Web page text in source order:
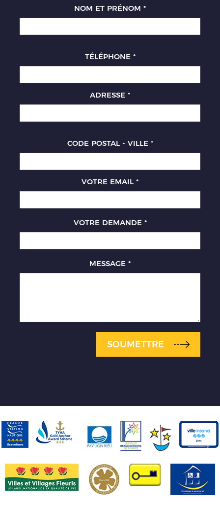
NOM ET PRÉNOM *
TÉLÉPHONE *
ADRESSE *
CODE POSTAL - VILLE *
VOTRE EMAIL *
VOTRE DEMANDE *
MESSAGE *
SOUMETTRE